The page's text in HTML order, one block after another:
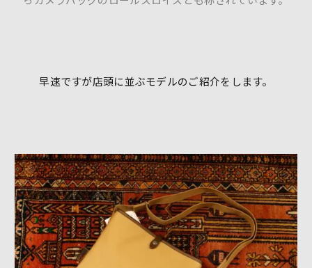
早速ですが店頭に並ぶモデルのご紹介をします。